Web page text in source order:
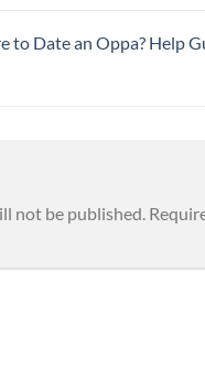
to Date an Oppa? Help
not be published.